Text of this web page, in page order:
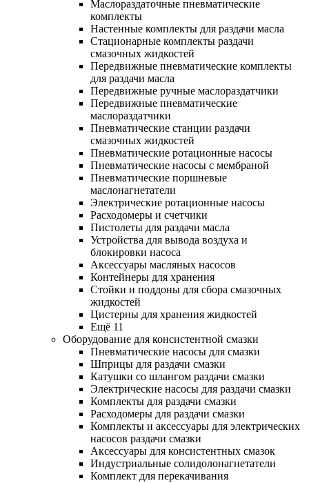
Маслораздаточные пневматические
комплекты
Настенные комплекты для раздачи масла
Стационарные комплекты раздачи
смазочных жидкостей
Передвижные пневматические комплекты
для раздачи масла
Передвижные ручные маслораздатчики
Передвижные пневматические
маслораздатчики
Пневматические станции раздачи
смазочных жидкостей
Пневматические ротационные насосы
Пневматические насосы с мембраной
Пневматические поршневые
маслонагнетатели
Электрические ротационные насосы
Расходомеры и счетчики
Пистолеты для раздачи масла
Устройства для вывода воздуха и
блокировки насоса
Аксессуары масляных насосов
Контейнеры для хранения
Стойки и поддоны для сбора смазочных
жидкостей
Цистерны для хранения жидкостей
Ещё 11
Оборудование для консистентной смазки
Пневматические насосы для смазки
Шприцы для раздачи смазки
Катушки со шлангом раздачи смазки
Электрические насосы для раздачи смазки
Комплекты для раздачи смазки
Расходомеры для раздачи смазки
Комплекты и аксессуары для электрических
насосов раздачи смазки
Аксессуары для консистентных смазок
Индустриальные солидолонагнетатели
Комплект для перекачивания